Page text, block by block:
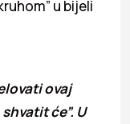
u bijeli
ovaj
će”. U